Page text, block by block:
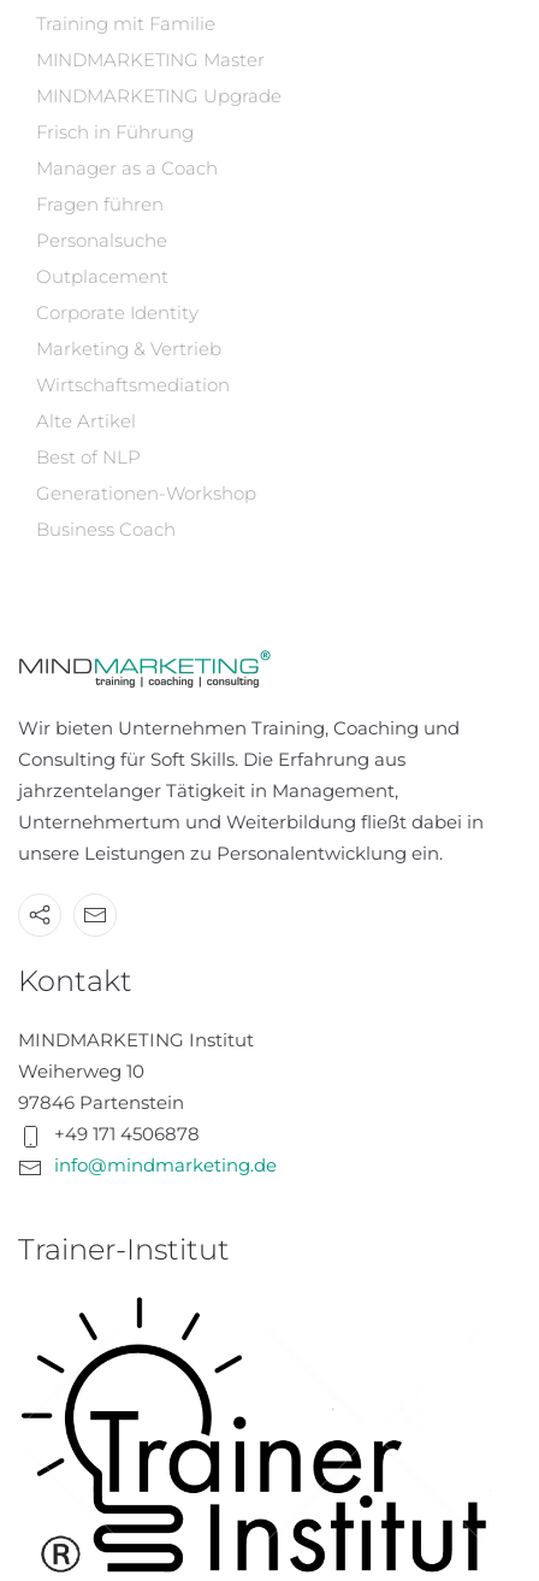
Training mit Familie
MINDMARKETING Master
MINDMARKETING Upgrade
Frisch in Führung
Manager as a Coach
Fragen führen
Personalsuche
Outplacement
Corporate Identity
Marketing & Vertrieb
Wirtschaftsmediation
Alte Artikel
Best of NLP
Generationen-Workshop
Business Coach
Wir bieten Unternehmen Training, Coaching und
Consulting für Soft Skills. Die Erfahrung aus
jahrzentelanger Tätigkeit in Management,
Unternehmertum und Weiterbildung fließt dabei in
unsere Leistungen zu Personalentwicklung ein.
Kontakt
MINDMARKETING Institut
Weiherweg 10
97846 Partenstein
+49 171 4506878
info@mindmarketing.de
Trainer-Institut